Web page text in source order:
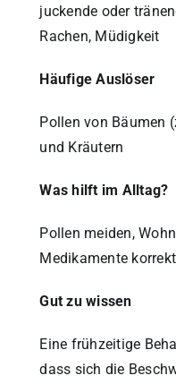
juckende oder
Rachen, Müdigkeit
Häufige Auslöser
Pollen von Bäumen
und Kräutern
Was hilft im Alltag?
Pollen meiden,
Medikamente
Gut zu wissen
Eine frühzeitige
dass sich die